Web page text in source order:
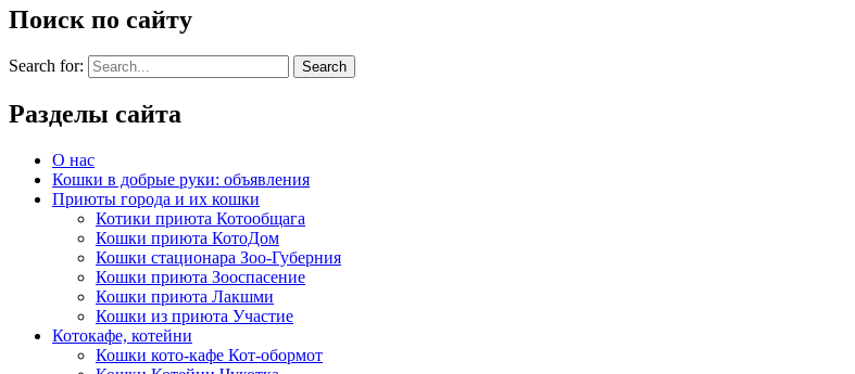
Поиск по сайту
Search for:
Разделы сайта
О нас
Кошки в добрые руки: объявления
Приюты города и их кошки
Котики приюта Котообщага
Кошки приюта КотоДом
Кошки стационара Зоо-Губерния
Кошки приюта Зооспасение
Кошки приюта Лакшми
Кошки из приюта Участие
Котокафе, котейни
Кошки кото-кафе Кот-обормот